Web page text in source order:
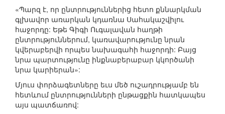
«Պարզ է, որ ընտրություններից հետո քննարկման
գլխավոր առարկան կդառնա Սահակաշվիլու
հաջորդը: Եթե Գիգի Ուգալավան հաղթի
ընտրություններում, կառավարությունը նրան
կվերաբերվի որպես նախագահի հաջորդի: Բայց
նրա պարտությունը ինքնաբերաբար կկործանի
նրա կարիերան»:
Մյուս փորձագետները եւս մեծ ուշադրությամբ են
հետևում ընտրությունների ընթացքին հատկապես
այս պատճառով: